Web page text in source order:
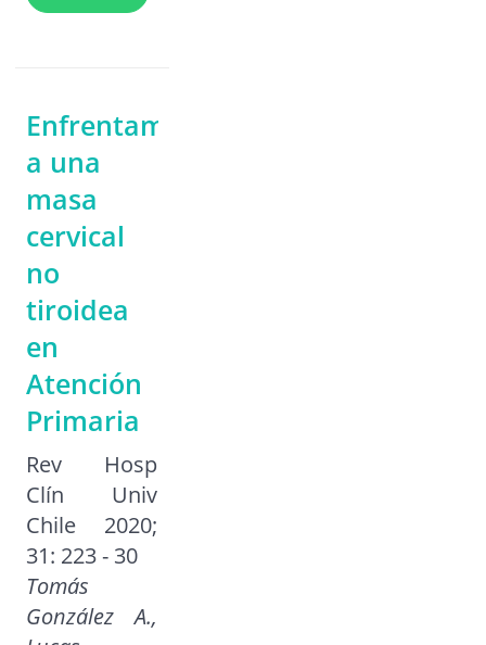
Enfrentamiento
a una
masa
cervical
no
tiroidea
en
Atención
Primaria
Rev Hosp
Clín Univ
Chile 2020;
31: 223 - 30
Tomás
González A.,